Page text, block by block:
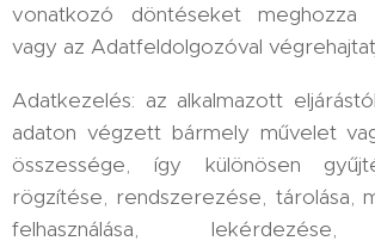
vonatkozó döntéseket meghozza
vagy az Adatfeldolgozóval
Adatkezelés: az alkalmazott
adaton végzett bármely művelet
összessége, így különösen
rögzítése, rendszerezése, tárolása,
felhasználása, lekérdezése,